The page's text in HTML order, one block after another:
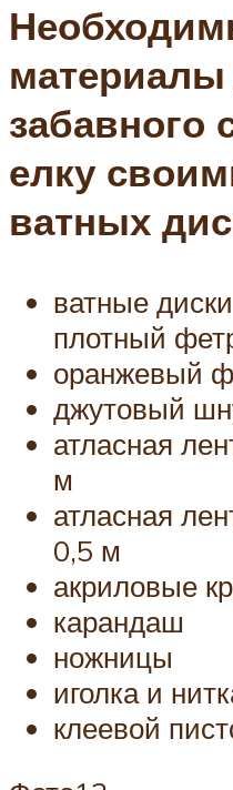
забавного
елку
ватных
ватные
плотный
оранжевый
джутовый
атласная
м
атласная
0,5 м
акриловые
карандаш
ножницы
иголка и
клеевой